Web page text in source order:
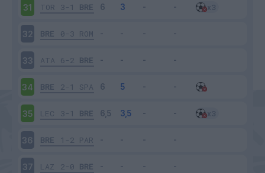
31 TOR 3-1 BRE
32 BRE 0-3 ROM
33 ATA 6-2 BRE
34 BRE 2-1 SPA
35 LEC 3-1 BRE
36 BRE 1-2 PAR
37 LAZ 2-0 BRE